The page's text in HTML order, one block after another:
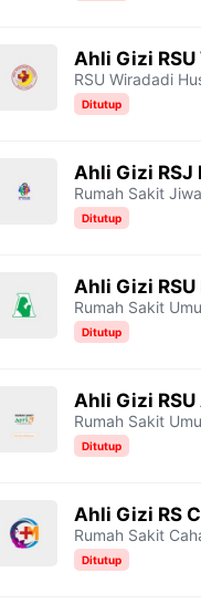
Ahli Gizi
RSU Wiradadi
Ditutup
Ahli Gizi RSJ
Rumah Sakit
Ditutup
Ahli Gizi
Rumah Sakit
Ditutup
Ahli Gizi
Rumah Sakit
Ditutup
Ahli Gizi RS
Rumah Sakit
Ditutup